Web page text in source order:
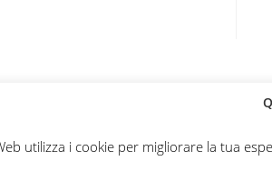
utilizza i cookie per migliorare la tua